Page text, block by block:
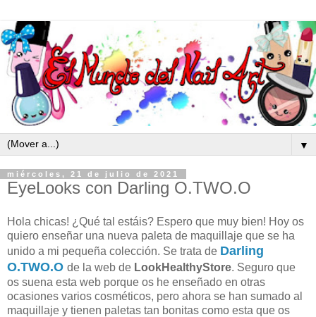
▼
miércoles, 21 de julio de 2021
EyeLooks con Darling O.TWO.O
Hola chicas! ¿Qué tal estáis? Espero que muy bien! Hoy os
quiero enseñar una nueva paleta de maquillaje que se ha
unido a mi pequeña colección. Se trata de Darling
O.TWO.O de la web de LookHealthyStore. Seguro que
os suena esta web porque os he enseñado en otras
ocasiones varios cosméticos, pero ahora se han sumado al
maquillaje y tienen paletas tan bonitas como esta que os